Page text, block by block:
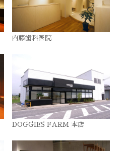
内藤歯科医院
DOGGIES FARM 本店